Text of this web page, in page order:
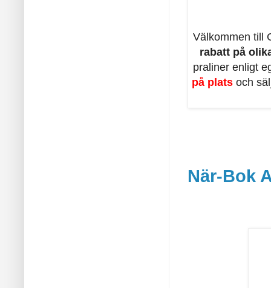
Välkommen till
rabatt på
praliner enligt
på plats och
När-Bok